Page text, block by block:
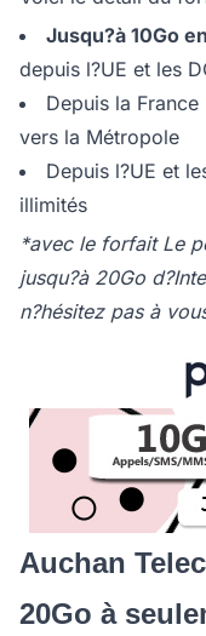
Jusqu?à 10Go
depuis l?UE et les
Depuis la
vers la Métropole
Depuis l?UE et
illimités
*avec le forfait Le
jusqu?à 20Go
n?hésitez pas à
Auchan
20Go à